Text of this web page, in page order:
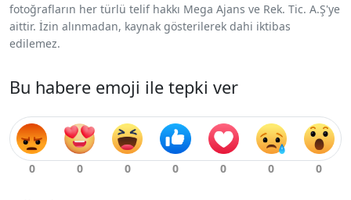
fotoğrafların her türlü telif hakkı Mega Ajans ve Rek. Tic. A.Ş'ye
aittir. İzin alınmadan, kaynak gösterilerek dahi iktibas
edilemez.
Bu habere emoji ile tepki ver